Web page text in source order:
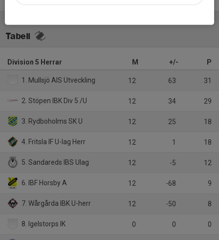
Tabell
Division 5 Herrar M +/- P
1. Mullsjö AIS Utveckling 12 63 31
2. Stöpen IBK Div 5 /U 12 34 29
3. Rydboholms SK U 12 25 18
4. Fritsla IF U-lag Herr 12 1 18
5. Sandareds IBS Ulag 12 -5 12
6. IBF Horsby A 12 -68 9
7. Wårgårda IBK U-herr 12 -50 8
8. Igelstorps IK 0 0 0